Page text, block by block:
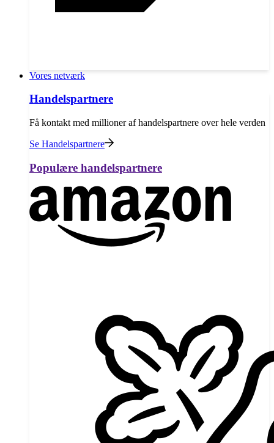
Vores netværk
Handelspartnere
Få kontakt med millioner af handelspartnere over hele verden
Se Handelspartnere
Populære handelspartnere